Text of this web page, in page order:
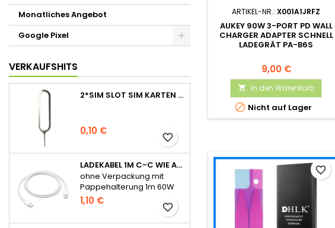
Monatliches Angebot
Google Pixel
VERKAUFSHITS
2*SIM SLOT SIM KARTEN STIFT NADEL PIN TRAY ÖFFNER EJECT TOOL
0,10 €
favorite_border
LADEKABEL 1M C-C WIE APPLE ORIGINAL FÜR IPHONE 15 SERIE OHNE VERPACKUNG
ohne Verpackung mit
Pappehalterung 1m 60W
für iPhone 15 Serie
1,10 €
favorite_border
ARTIKEL-NR.:X001A1JRFZ
AUKEY 90W 3-PORT PD WALL
CHARGER ADAPTER SCHNELL
LADEGRÄT PA-B6S
9,00 €
 In den Warenkorb
 Nicht auf Lager
favorite_border